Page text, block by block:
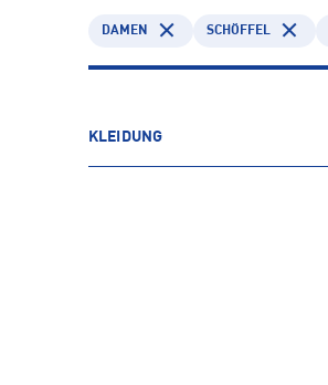
DAMEN SCHÖFFEL
KLEIDUNG